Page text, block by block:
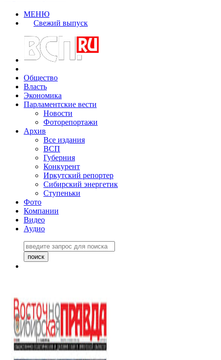
МЕНЮ
Свежий выпуск
Общество
Власть
Экономика
Парламентские вести
Новости
Фоторепортажи
Архив
Все издания
ВСП
Губерния
Конкурент
Иркутский репортер
Сибирский энергетик
Ступеньки
Фото
Компании
Видео
Аудио